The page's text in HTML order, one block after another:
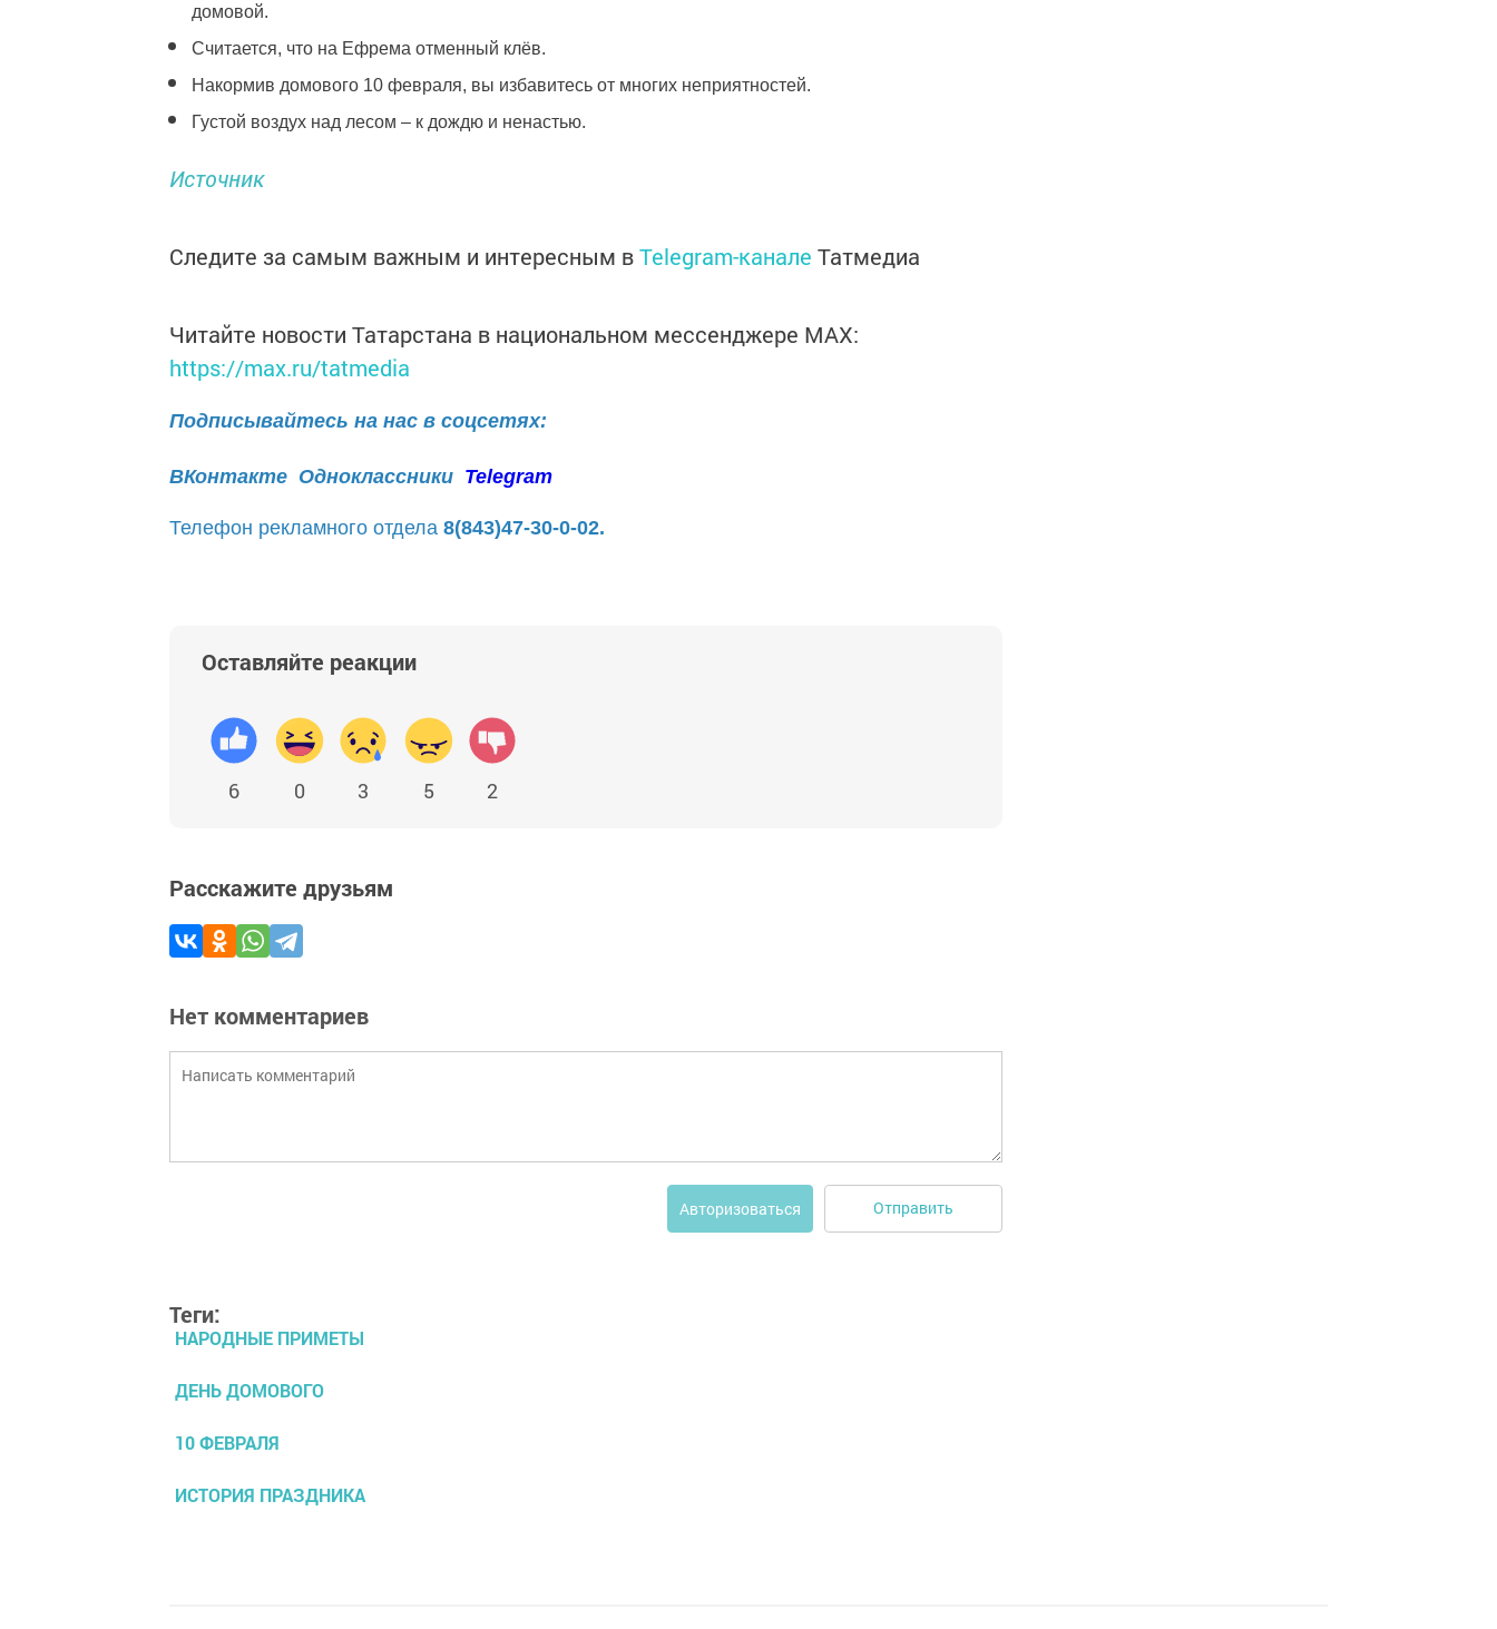
домовой.
Считается, что на Ефрема отменный клёв.
Накормив домового 10 февраля, вы избавитесь от многих неприятностей.
Густой воздух над лесом – к дождю и ненастью.
Источник
Следите за самым важным и интересным вTelegram-канале Татмедиа
Читайте новости Татарстана в национальном мессенджере MАХ:
https://max.ru/tatmedia
Подписывайтесь на нас в соцсетях:
ВКонтакте Одноклассники Telegram
Телефон рекламного отдела 8(843)47-30-0-02.
Оставляйте реакции
6 0 3 5 2
Расскажите друзьям
Нет комментариев
Авторизоваться Отправить
Теги:
НАРОДНЫЕ ПРИМЕТЫ
ДЕНЬ ДОМОВОГО
10 ФЕВРАЛЯ
ИСТОРИЯ ПРАЗДНИКА